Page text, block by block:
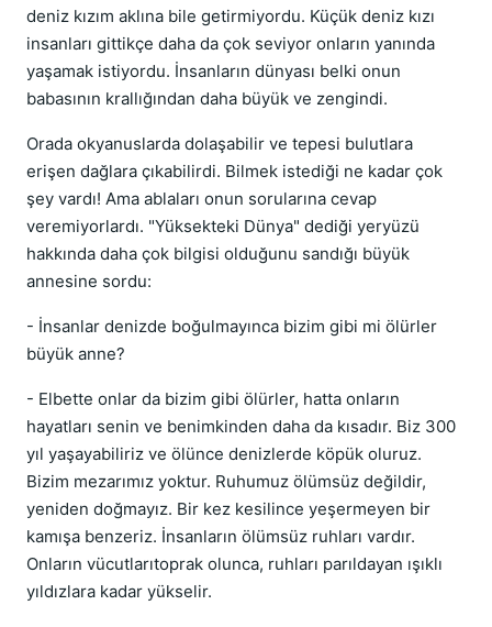
deniz kızım aklına bile getirmiyordu. Küçük deniz kızı
insanları gittikçe daha da çok seviyor onların yanında
yaşamak istiyordu. İnsanların dünyası belki onun
babasının krallığından daha büyük ve zengindi.
Orada okyanuslarda dolaşabilir ve tepesi bulutlara
erişen dağlara çıkabilirdi. Bilmek istediği ne kadar çok
şey vardı! Ama ablaları onun sorularına cevap
veremiyorlardı. "Yüksekteki Dünya" dediği yeryüzü
hakkında daha çok bilgisi olduğunu sandığı büyük
annesine sordu:
- İnsanlar denizde boğulmayınca bizim gibi mi ölürler
büyük anne?
- Elbette onlar da bizim gibi ölürler, hatta onların
hayatları senin ve benimkinden daha da kısadır. Biz 300
yıl yaşayabiliriz ve ölünce denizlerde köpük oluruz.
Bizim mezarımız yoktur. Ruhumuz ölümsüz değildir,
yeniden doğmayız. Bir kez kesilince yeşermeyen bir
kamışa benzeriz. İnsanların ölümsüz ruhları vardır.
Onların vücutlarıtoprak olunca, ruhları parıldayan ışıklı
yıldızlara kadar yükselir.